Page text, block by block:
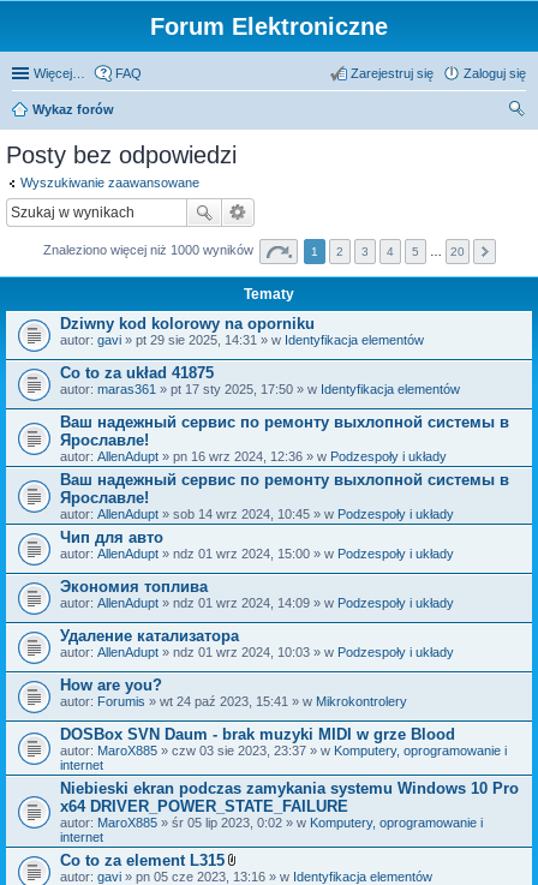
Forum Elektroniczne
Więcej… FAQ Zaloguj się
Zarejestruj się
Wykaz forów
Posty bez odpowiedzi
Wyszukiwanie zaawansowane
Znaleziono więcej niż 1000 wyników 1 2 3 4 5 20
Tematy
Dziwny kod kolorowy na oporniku
autor: gavi » pt 29 sie 2025, 14:31 » w Identyfikacja elementów
Co to za układ 41875
autor: maras361 » pt 17 sty 2025, 17:50 » w Identyfikacja elementów
Ваш надежный сервис по ремонту выхлопной системы в
Ярославле!
autor: AllenAdupt » pn 16 wrz 2024, 12:36 » w Podzespoły i układy
Ваш надежный сервис по ремонту выхлопной системы в
Ярославле!
autor: AllenAdupt » sob 14 wrz 2024, 10:45 » w Podzespoły i układy
Чип для авто
autor: AllenAdupt » ndz 01 wrz 2024, 15:00 » w Podzespoły i układy
Экономия топлива
autor: AllenAdupt » ndz 01 wrz 2024, 14:09 » w Podzespoły i układy
Удаление катализатора
autor: AllenAdupt » ndz 01 wrz 2024, 10:03 » w Podzespoły i układy
How are you?
autor: Forumis » wt 24 paź 2023, 15:41 » w Mikrokontrolery
DOSBox SVN Daum - brak muzyki MIDI w grze Blood
autor: MaroX885 » czw 03 sie 2023, 23:37 » w Komputery, oprogramowanie i
internet
Niebieski ekran podczas zamykania systemu Windows 10 Pro
x64 DRIVER_POWER_STATE_FAILURE
autor: MaroX885 » śr 05 lip 2023, 0:02 » w Komputery, oprogramowanie i
internet
Co to za element L315
Z
autor: gavi » pn 05 cze 2023, 13:16 » w Identyfikacja elementów